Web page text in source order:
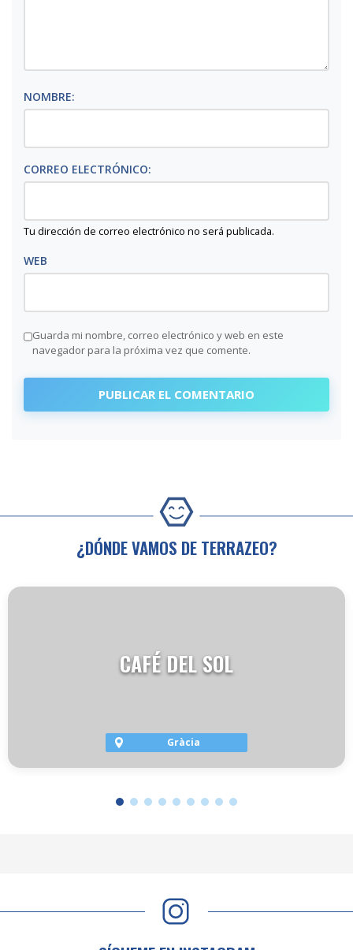
NOMBRE:
CORREO ELECTRÓNICO:
Tu dirección de correo electrónico no será publicada.
WEB
Guarda mi nombre, correo electrónico y web en este
navegador para la próxima vez que comente.
¿DÓNDE VAMOS DE TERRAZEO?
CAFÉ DEL SOL
Gràcia
VER TERRAZA